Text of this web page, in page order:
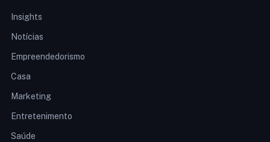
Insights
Notícias
Empreendedorismo
Casa
Marketing
Entretenimento
Saúde